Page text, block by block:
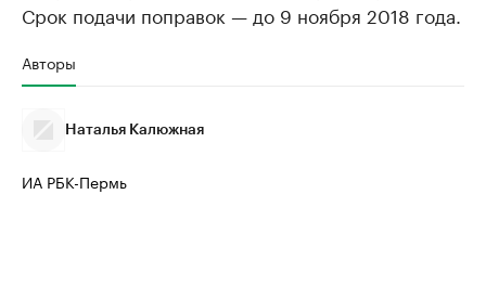
Срок подачи поправок — до 9 ноября 2018 года.
Авторы
Наталья Калюжная
ИА РБК-Пермь